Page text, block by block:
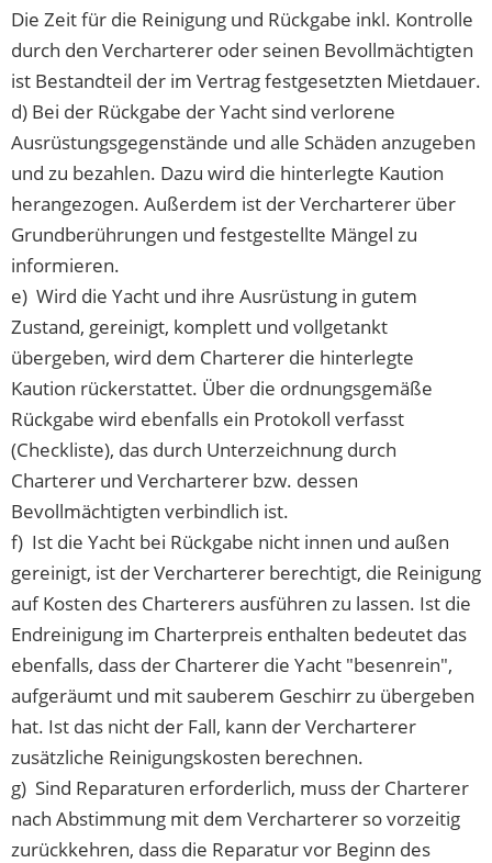
Die Zeit für die Reinigung und Rückgabe inkl. Kontrolle
durch den Vercharterer oder seinen Bevollmächtigten
ist Bestandteil der im Vertrag festgesetzten Mietdauer.
d) Bei der Rückgabe der Yacht sind verlorene
Ausrüstungsgegenstände und alle Schäden anzugeben
und zu bezahlen. Dazu wird die hinterlegte Kaution
herangezogen. Außerdem ist der Vercharterer über
Grundberührungen und festgestellte Mängel zu
informieren.
e) Wird die Yacht und ihre Ausrüstung in gutem
Zustand, gereinigt, komplett und vollgetankt
übergeben, wird dem Charterer die hinterlegte
Kaution rückerstattet. Über die ordnungsgemäße
Rückgabe wird ebenfalls ein Protokoll verfasst
(Checkliste), das durch Unterzeichnung durch
Charterer und Vercharterer bzw. dessen
Bevollmächtigten verbindlich ist.
f) Ist die Yacht bei Rückgabe nicht innen und außen
gereinigt, ist der Vercharterer berechtigt, die Reinigung
auf Kosten des Charterers ausführen zu lassen. Ist die
Endreinigung im Charterpreis enthalten bedeutet das
ebenfalls, dass der Charterer die Yacht "besenrein",
aufgeräumt und mit sauberem Geschirr zu übergeben
hat. Ist das nicht der Fall, kann der Vercharterer
zusätzliche Reinigungskosten berechnen.
g) Sind Reparaturen erforderlich, muss der Charterer
nach Abstimmung mit dem Vercharterer so vorzeitig
zurückkehren, dass die Reparatur vor Beginn des